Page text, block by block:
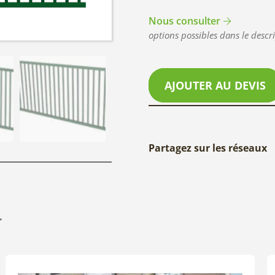
Nous consulter
options possibles dans le
AJOUTER AU DEVIS
Partagez sur les réseaux